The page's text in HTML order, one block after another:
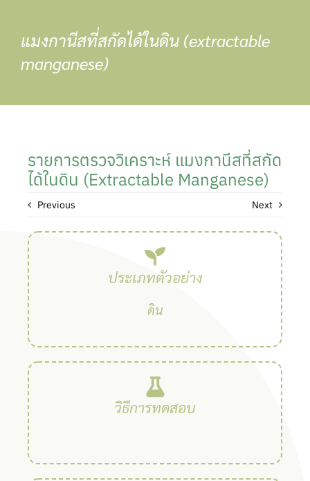
contentแมงกานีสที่สกัดได้ในดิน (extractable
manganese)
รายการตรวจวิเคราะห์ แมงกานีสที่สกัด
ได้ในดิน (extractable Manganese)
Previous Next
ประเภทตัวอย่าง
ดิน
วิธีการทดสอบ